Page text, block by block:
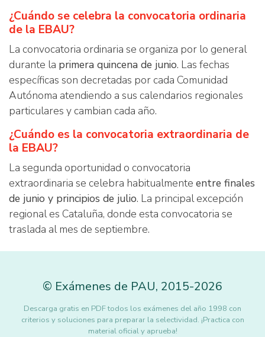
¿Cuándo se celebra la convocatoria ordinaria
de la EBAU?
La convocatoria ordinaria se organiza por lo general
durante la primera quincena de junio. Las fechas
específicas son decretadas por cada Comunidad
Autónoma atendiendo a sus calendarios regionales
particulares y cambian cada año.
¿Cuándo es la convocatoria extraordinaria de
la EBAU?
La segunda oportunidad o convocatoria
extraordinaria se celebra habitualmente entre finales
de junio y principios de julio. La principal excepción
regional es Cataluña, donde esta convocatoria se
traslada al mes de septiembre.
© Exámenes de PAU, 2015-2026
Descarga gratis en PDF todos los exámenes del año 1998 con
criterios y soluciones para preparar la selectividad. ¡Practica con
material oficial y aprueba!